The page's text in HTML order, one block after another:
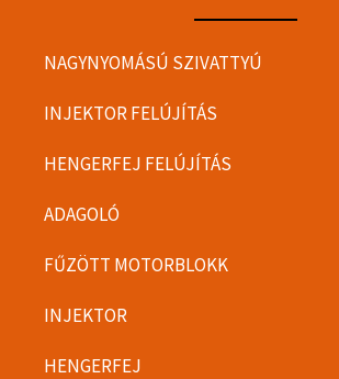
NAGYNYOMÁSÚ SZIVATTYÚ
INJEKTOR FELÚJÍTÁS
HENGERFEJ FELÚJÍTÁS
ADAGOLÓ
FŰZÖTT MOTORBLOKK
INJEKTOR
HENGERFEJ